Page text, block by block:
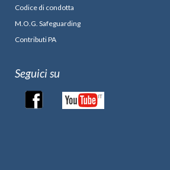
Codice di condotta
M.O.G. Safeguarding
Contributi PA
Seguici su